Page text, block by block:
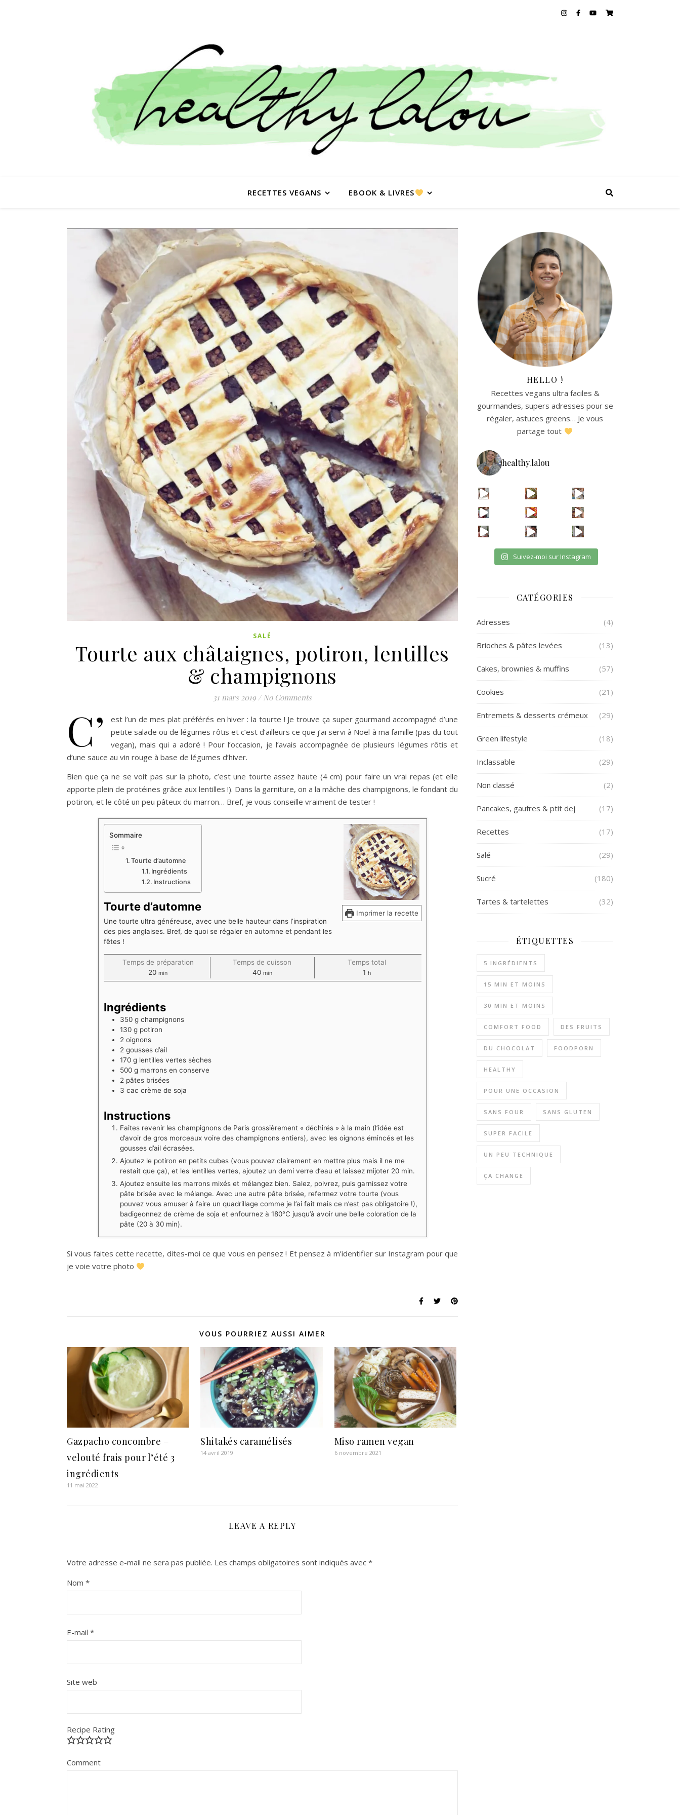
RECETTES VEGANS EBOOK & LIVRES
SALÉ
Tourte aux châtaignes, potiron, lentilles
& champignons
31 mars 2019 / No Comments
C’
est l’un de mes plat préférés en hiver : la tourte ! Je trouve ça super gourmand accompagné d’une
petite salade ou de légumes rôtis et c’est d’ailleurs ce que j’ai servi à Noël à ma famille (pas du tout
vegan), mais qui a adoré ! Pour l’occasion, je l’avais accompagnée de plusieurs légumes rôtis et
d’une sauce au vin rouge à base de légumes d’hiver.
Bien que ça ne se voit pas sur la photo, c’est une tourte assez haute (4 cm) pour faire un vrai repas (et elle
apporte plein de protéines grâce aux lentilles !). Dans la garniture, on a la mâche des champignons, le fondant du
potiron, et le côté un peu pâteux du marron… Bref, je vous conseille vraiment de tester !
Imprimer la recette
Sommaire
Tourte d’automne
Ingrédients
Instructions
Tourte d’automne
Une tourte ultra généreuse, avec une belle hauteur dans l’inspiration
des pies anglaises. Bref, de quoi se régaler en automne et pendant les
fêtes !
Temps de préparation
20 min
Temps de cuisson
40 min
Temps total
1 h
Ingrédients
350 g champignons
130 g potiron
2 oignons
2 gousses d’ail
170 g lentilles vertes sèches
500 g marrons en conserve
2 pâtes brisées
3 cac crème de soja
Instructions
Faites revenir les champignons de Paris grossièrement « déchirés » à la main (l’idée est
d’avoir de gros morceaux voire des champignons entiers), avec les oignons émincés et les
gousses d’ail écrasées.
Ajoutez le potiron en petits cubes (vous pouvez clairement en mettre plus mais il ne me
restait que ça), et les lentilles vertes, ajoutez un demi verre d’eau et laissez mijoter 20 min.
Ajoutez ensuite les marrons mixés et mélangez bien. Salez, poivrez, puis garnissez votre
pâte brisée avec le mélange. Avec une autre pâte brisée, refermez votre tourte (vous
pouvez vous amuser à faire un quadrillage comme je l’ai fait mais ce n’est pas obligatoire !),
badigeonnez de crème de soja et enfournez à 180°C jusqu’à avoir une belle coloration de la
pâte (20 à 30 min).
Si vous faites cette recette, dites-moi ce que vous en pensez ! Et pensez à m’identifier sur Instagram pour que
je voie votre photo
VOUS POURRIEZ AUSSI AIMER
Gazpacho concombre –
velouté frais pour l’été 3
ingrédients
11 mai 2022
Shitakés caramélisés
14 avril 2019
Miso ramen vegan
6 novembre 2021
LEAVE A REPLY
Votre adresse e-mail ne sera pas publiée. Les champs obligatoires sont indiqués avec *
Nom *
E-mail *
Site web
Recipe Rating
Comment
HELLO !
Recettes vegans ultra faciles &
gourmandes, supers adresses pour se
régaler, astuces greens… Je vous
partage tout
healthy.lalou
La re
avec les astuces de @aist
🫸
cpas m
eh en vrai
OUI JE SAIS CPAS UNE VRA et oui jsuis pour payer l
Suivez-moi sur Instagram
CATÉGORIES
Adresses (4)
Brioches & pâtes levées (13)
Cakes, brownies & muffins (57)
Cookies (21)
Entremets & desserts crémeux (29)
Green lifestyle (18)
Inclassable (29)
Non classé (2)
Pancakes, gaufres & ptit dej (17)
Recettes (17)
Salé (29)
Sucré (180)
Tartes & tartelettes (32)
ÉTIQUETTES
5 INGRÉDIENTS
15 MIN ET MOINS
30 MIN ET MOINS
COMFORT FOOD DES FRUITS
DU CHOCOLAT FOODPORN
HEALTHY
POUR UNE OCCASION
SANS FOUR SANS GLUTEN
SUPER FACILE
UN PEU TECHNIQUE
ÇA CHANGE